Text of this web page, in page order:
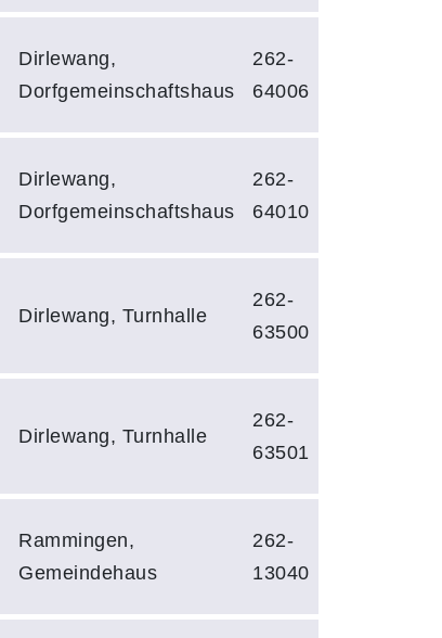
Dirlewang,
Dorfgemeinschaftshaus
262-
64006
Dirlewang,
Dorfgemeinschaftshaus
262-
64010
Dirlewang, Turnhalle
262-
63500
Dirlewang, Turnhalle
262-
63501
Rammingen,
Gemeindehaus
262-
13040